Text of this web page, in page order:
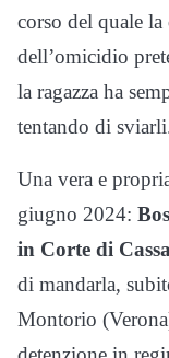
corso del quale la
dell’omicidio
la ragazza ha
tentando di
Una vera e
giugno 2024:
in Corte di
di mandarla,
Montorio